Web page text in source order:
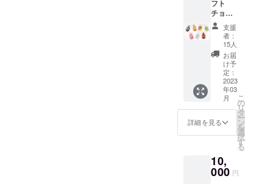
ビスが
存続す
る限
り） ・
お礼の
メール
・送料
込み
フト
チョコ
レート5
枚
（チョ
コレー
トはこ
ちらが
セレク
トした
ものを
お届け
しま
す。）
・チョ
トドリ
ンクチ
ケット
支援
者：
15人
お届
け予
定：
2023
年03
月
詳細を見る
こ
の
リ
タ
ー
ン
を
選
択
す
る
10,
000 円